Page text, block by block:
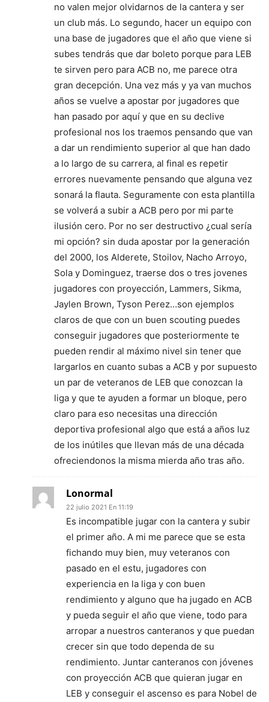
no valen mejor olvidarnos de la cantera y ser
un club más. Lo segundo, hacer un equipo con
una base de jugadores que el año que viene si
subes tendrás que dar boleto porque para LEB
te sirven pero para ACB no, me parece otra
gran decepción. Una vez más y ya van muchos
años se vuelve a apostar por jugadores que
han pasado por aquí y que en su declive
profesional nos los traemos pensando que van
a dar un rendimiento superior al que han dado
a lo largo de su carrera, al final es repetir
errores nuevamente pensando que alguna vez
sonará la flauta. Seguramente con esta plantilla
se volverá a subir a ACB pero por mi parte
ilusión cero. Por no ser destructivo ¿cual sería
mi opción? sin duda apostar por la generación
del 2000, los Alderete, Stoilov, Nacho Arroyo,
Sola y Dominguez, traerse dos o tres jovenes
jugadores con proyección, Lammers, Sikma,
Jaylen Brown, Tyson Perez…son ejemplos
claros de que con un buen scouting puedes
conseguir jugadores que posteriormente te
pueden rendir al máximo nivel sin tener que
largarlos en cuanto subas a ACB y por supuesto
un par de veteranos de LEB que conozcan la
liga y que te ayuden a formar un bloque, pero
claro para eso necesitas una dirección
deportiva profesional algo que está a años luz
de los inútiles que llevan más de una década
ofreciendonos la misma mierda año tras año.
Lonormal
22 julio 2021 En 11:19
Es incompatible jugar con la cantera y subir
el primer año. A mi me parece que se esta
fichando muy bien, muy veteranos con
pasado en el estu, jugadores con
experiencia en la liga y con buen
rendimiento y alguno que ha jugado en ACB
y pueda seguir el año que viene, todo para
arropar a nuestros canteranos y que puedan
crecer sin que todo dependa de su
rendimiento. Juntar canteranos con jóvenes
con proyección ACB que quieran jugar en
LEB y conseguir el ascenso es para Nobel de